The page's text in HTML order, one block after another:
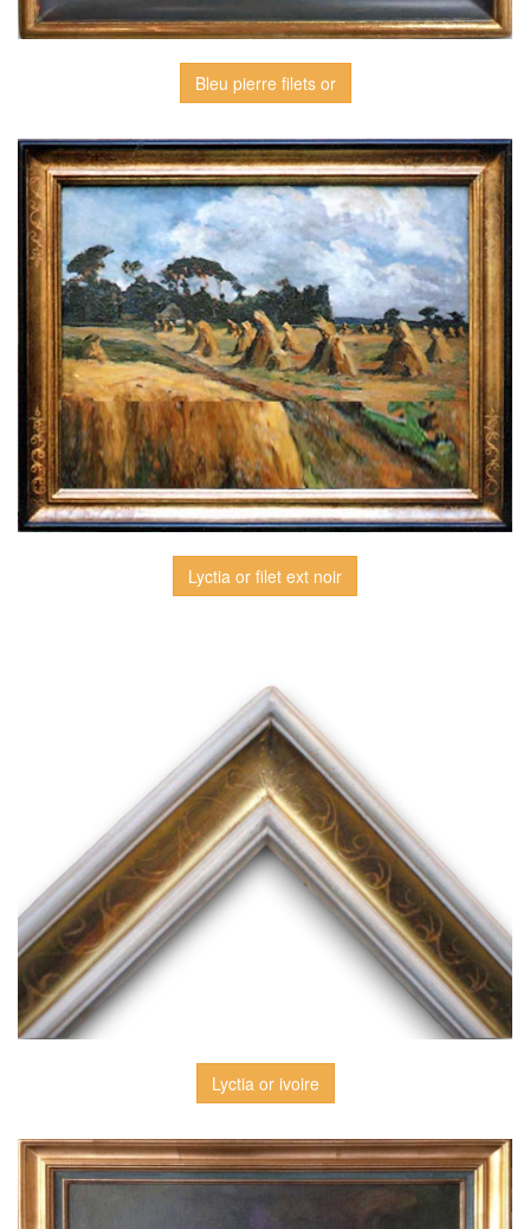
Bleu pierre filets or
Lyctia or filet ext noir
Lyctia or ivoire